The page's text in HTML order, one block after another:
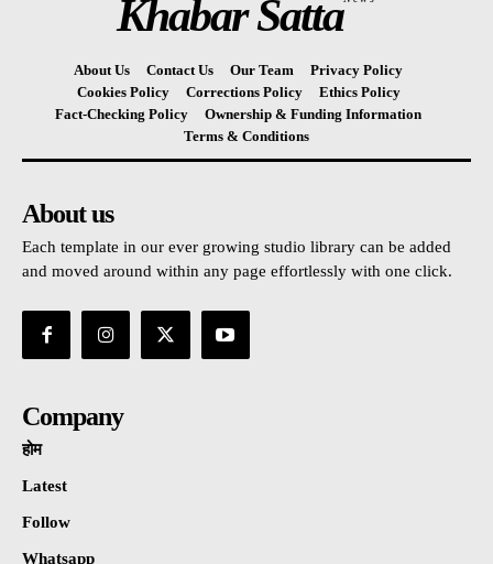
Khabar Satta
About Us Contact Us Our Team
Privacy Policy
Cookies Policy
Corrections Policy
Ethics Policy
Fact-Checking Policy
Ownership & Funding Information
Terms & Conditions
About us
Each template in our ever growing studio library can be added
and moved around within any page effortlessly with one click.
Company
होम
Latest
Follow
Whatsapp